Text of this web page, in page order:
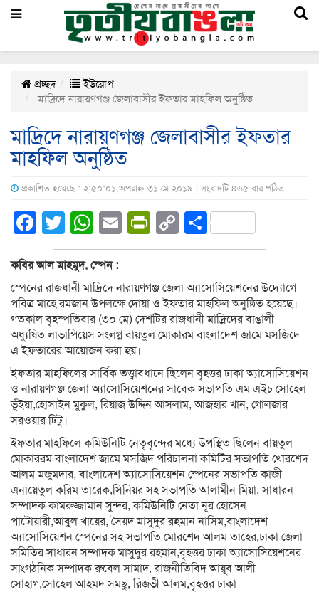
প্রচ্ছদ
ইউরোপ
মাদ্রিদে নারায়ণগঞ্জ জেলাবাসীর ইফতার মাহফিল অনুষ্ঠিত
মাদ্রিদে নারায়ণগঞ্জ জেলাবাসীর ইফতার
মাহফিল অনুষ্ঠিত
প্রকাশিত হয়েছে : ২:৫০:০১,অপরাহ্ন ৩১ মে ২০১৯ | সংবাদটি ৪৬৫ বার পঠিত
Facebook
Twitter
WhatsApp
EmailPrintFriendly
Copy
Link
Share
কবির আল মাহমুদ, স্পেন :
স্পেনের রাজধানী মাদ্রিদে নারায়ণগঞ্জ জেলা অ্যাসোসিয়েশনের উদ্যোগে
পবিত্র মাহে রমজান উপলক্ষে দোয়া ও ইফতার মাহফিল অনুষ্ঠিত হয়েছে।
গতকাল বৃহস্পতিবার (৩০ মে) দেশটির রাজধানী মাদ্রিদের বাঙালী
অধ্যুষিত লাভাপিয়েস সংলগ্ন বায়তুল মোকারম বাংলাদেশ জামে মসজিদে
এ ইফতারের আয়োজন করা হয়।
ইফতার মাহফিলের সার্বিক তত্ত্বাবধানে ছিলেন বৃহত্তর ঢাকা অ্যাসোসিয়েশন
ও নারায়ণগঞ্জ জেলা অ্যাসোসিয়েশনের সাবেক সভাপতি এম এইচ সোহেল
ভূঁইয়া,হোসাইন মুকুল, রিয়াজ উদ্দিন আসলাম, আজহার খান, গোলজার
সরওয়ার টিটু।
ইফতার মাহফিলে কমিউনিটি নেতৃবৃন্দের মধ্যে উপস্থিত ছিলেন বায়তুল
মোকাররম বাংলাদেশ জামে মসজিদ পরিচালনা কমিটির সভাপতি খোরশেদ
আলম মজুমদার, বাংলাদেশ অ্যাসোসিয়েশন স্পেনের সভাপতি কাজী
এনায়েতুল করিম তারেক,সিনিয়র সহ সভাপতি আলামীন মিয়া, সাধারন
সম্পাদক কামরুজ্জামান সুন্দর, কমিউনিটি নেতা নূর হোসেন
পাটোয়ারী,আবুল খায়ের, সৈয়দ মাসুদুর রহমান নাসিম,বাংলাদেশ
অ্যাসোসিয়েশন স্পেনের সহ সভাপতি মোরশেদ আলম তাহের,ঢাকা জেলা
সমিতির সাধারন সম্পাদক মাসুদুর রহমান,বৃহত্তর ঢাকা অ্যাসোসিয়েশনের
সাংগঠনিক সম্পাদক রুবেল সামাদ, রাজনীতিবিদ আয়ূব আলী
সোহাগ,সোহেল আহমদ সমছু, রিজভী আলম,বৃহত্তর ঢাকা